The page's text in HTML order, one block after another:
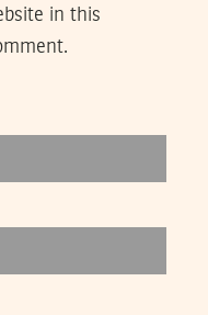
in this